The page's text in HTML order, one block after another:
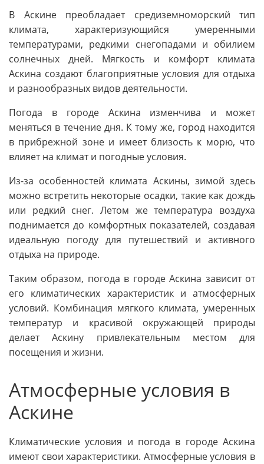
В Аскине преобладает средиземноморский тип
климата, характеризующийся умеренными
температурами, редкими снегопадами и обилием
солнечных дней. Мягкость и комфорт климата
Аскина создают благоприятные условия для отдыха
и разнообразных видов деятельности.
Погода в городе Аскина изменчива и может
меняться в течение дня. К тому же, город находится
в прибрежной зоне и имеет близость к морю, что
влияет на климат и погодные условия.
Из-за особенностей климата Аскины, зимой здесь
можно встретить некоторые осадки, такие как дождь
или редкий снег. Летом же температура воздуха
поднимается до комфортных показателей, создавая
идеальную погоду для путешествий и активного
отдыха на природе.
Таким образом, погода в городе Аскина зависит от
его климатических характеристик и атмосферных
условий. Комбинация мягкого климата, умеренных
температур и красивой окружающей природы
делает Аскину привлекательным местом для
посещения и жизни.
Атмосферные условия в
Аскине
Климатические условия и погода в городе Аскина
имеют свои характеристики. Атмосферные условия в